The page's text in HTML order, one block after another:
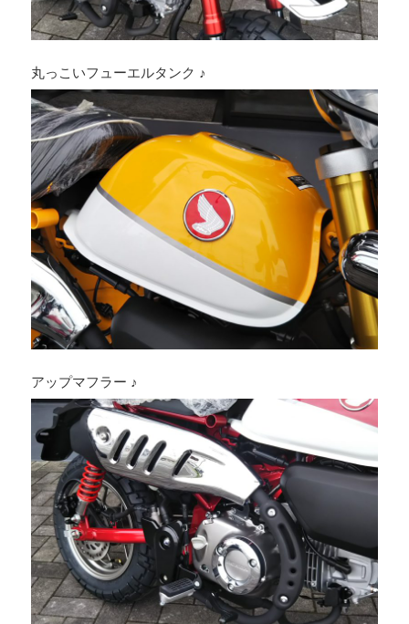
丸っこいフューエルタンク ♪
アップマフラー ♪